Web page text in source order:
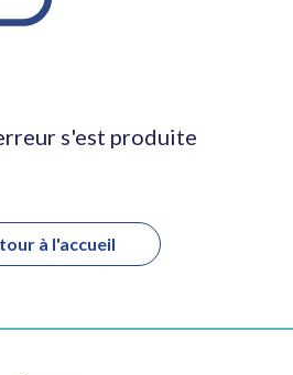
s'est produite
à l'accueil